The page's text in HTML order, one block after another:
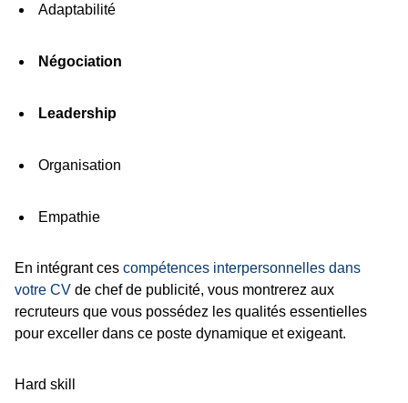
Adaptabilité
Négociation
Leadership
Organisation
Empathie
En intégrant ces compétences interpersonnelles dans
votre CV de chef de publicité, vous montrerez aux
recruteurs que vous possédez les qualités essentielles
pour exceller dans ce poste dynamique et exigeant.
Hard skill